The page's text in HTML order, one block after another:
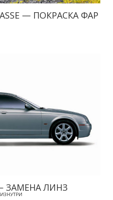
— ПОКРАСКА ФАР
— ЗАМЕНА ЛИНЗ
ИЗНУТРИ